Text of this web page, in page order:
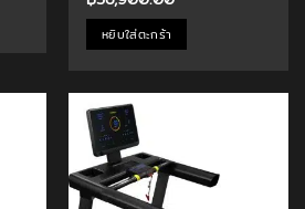
price
was:
฿73,900.00.
price
is:
หยิบใส่ตะกร้า